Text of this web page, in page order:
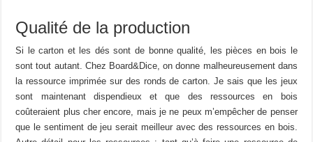
Qualité de la production
Si le carton et les dés sont de bonne qualité, les pièces en bois le
sont tout autant. Chez Board&Dice, on donne malheureusement dans
la ressource imprimée sur des ronds de carton. Je sais que les jeux
sont maintenant dispendieux et que des ressources en bois
coûteraient plus cher encore, mais je ne peux m’empêcher de penser
que le sentiment de jeu serait meilleur avec des ressources en bois.